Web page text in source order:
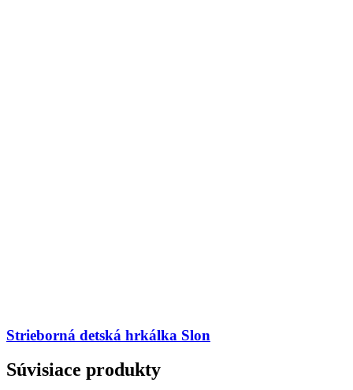
Strieborná detská hrkálka Slon
Súvisiace produkty